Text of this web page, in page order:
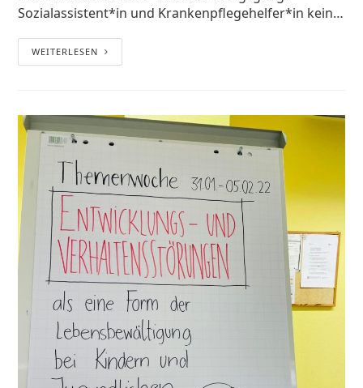
Sozialassistent*in und Krankenpflegehelfer*in kein…
WEITERLESEN